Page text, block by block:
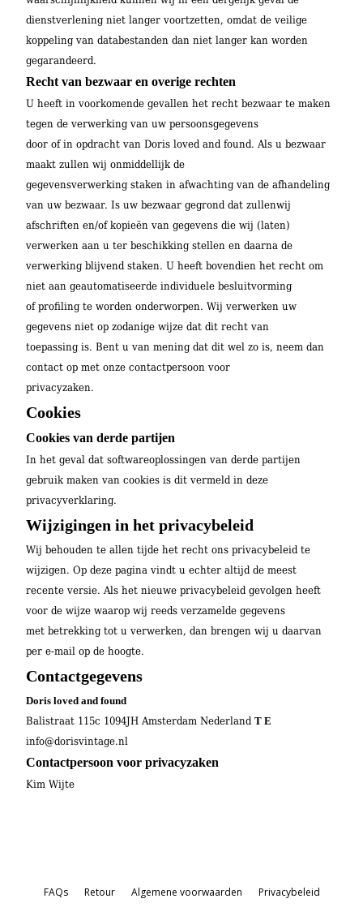
dienstverlening niet langer voortzetten, omdat de veilige
koppeling van databestanden dan niet langer kan worden
gegarandeerd.
Recht van bezwaar en overige rechten
U heeft in voorkomende gevallen het recht bezwaar te maken
tegen de verwerking van uw persoonsgegevens
door of in opdracht van Doris loved and found. Als u bezwaar
maakt zullen wij onmiddellijk de
gegevensverwerking staken in afwachting van de afhandeling
van uw bezwaar. Is uw bezwaar gegrond dat zullenwij
afschriften en/of kopieën van gegevens die wij (laten)
verwerken aan u ter beschikking stellen en daarna de
verwerking blijvend staken. U heeft bovendien het recht om
niet aan geautomatiseerde individuele besluitvorming
of profiling te worden onderworpen. Wij verwerken uw
gegevens niet op zodanige wijze dat dit recht van
toepassing is. Bent u van mening dat dit wel zo is, neem dan
contact op met onze contactpersoon voor
privacyzaken.
Cookies
Cookies van derde partijen
In het geval dat softwareoplossingen van derde partijen
gebruik maken van cookies is dit vermeld in deze
privacyverklaring.
Wijzigingen in het privacybeleid
Wij behouden te allen tijde het recht ons privacybeleid te
wijzigen. Op deze pagina vindt u echter altijd de meest
recente versie. Als het nieuwe privacybeleid gevolgen heeft
voor de wijze waarop wij reeds verzamelde gegevens
met betrekking tot u verwerken, dan brengen wij u daarvan
per e-mail op de hoogte.
Contactgegevens
Doris loved and found
Balistraat 115c 1094JH Amsterdam NederlandT E
info@dorisvintage.nl
Contactpersoon voor privacyzaken
Kim Wijte
FAQs Retour Algemene voorwaarden Privacybeleid